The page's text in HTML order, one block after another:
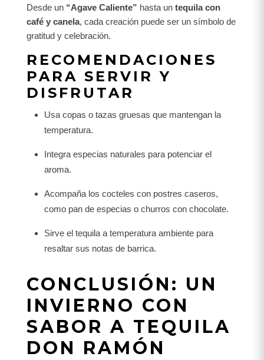
Desde un “Agave Caliente” hasta un tequila con
café y canela, cada creación puede ser un símbolo de
gratitud y celebración.
RECOMENDACIONES
PARA SERVIR Y
DISFRUTAR
Usa copas o tazas gruesas que mantengan la
temperatura.
Integra especias naturales para potenciar el
aroma.
Acompaña los cocteles con postres caseros,
como pan de especias o churros con chocolate.
Sirve el tequila a temperatura ambiente para
resaltar sus notas de barrica.
CONCLUSIÓN: UN
INVIERNO CON
SABOR A TEQUILA
DON RAMÓN